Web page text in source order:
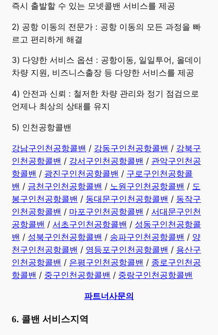
즉시 출발할 수 있는 모넷콜밴 서비스를 제공
2) 공항 이동의 전문가 : 공항 이동의 모든 과정을 빠
르고 편리하게 해결
3) 다양한 서비스 옵션 : 공항이동, 일일투어, 올데이
차량 지원, 비즈니스출장 등 다양한 서비스를 제공
4) 안전과 신뢰 : 철저한 차량 관리와 정기 점검으로
언제나 최상의 상태를 유지
5) 인천공항콜밴
강남구인천공항콜밴 / 강동구인천공항콜밴 / 강북구
인천공항콜밴 / 강서구인천공항콜밴 / 관악구인천공
항콜밴 / 광진구인천공항콜밴 / 구로구인천공항콜
밴 / 금천구인천공항콜밴 / 노원구인천공항콜밴 / 도
봉구인천공항콜밴 / 동대문구인천공항콜밴 / 동작구
인천공항콜밴 / 마포구인천공항콜밴 / 서대문구인천
공항콜밴 / 서초구인천공항콜밴 / 성동구인천공항콜
밴 / 성북구인천공항콜밴 / 송파구인천공항콜밴 / 양
천구인천공항콜밴 / 영등포구인천공항콜밴 / 용산구
인천공항콜밴 / 은평구인천공항콜밴 / 종로구인천공
항콜밴 / 중구인천공항콜밴 / 중랑구인천공항콜밴
파트너사문의
6. 콜밴 서비스지역